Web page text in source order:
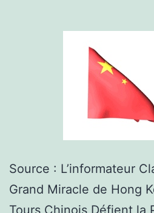
Source : L’informateur
Grand Miracle de Hong
Tours Chinois Défient la